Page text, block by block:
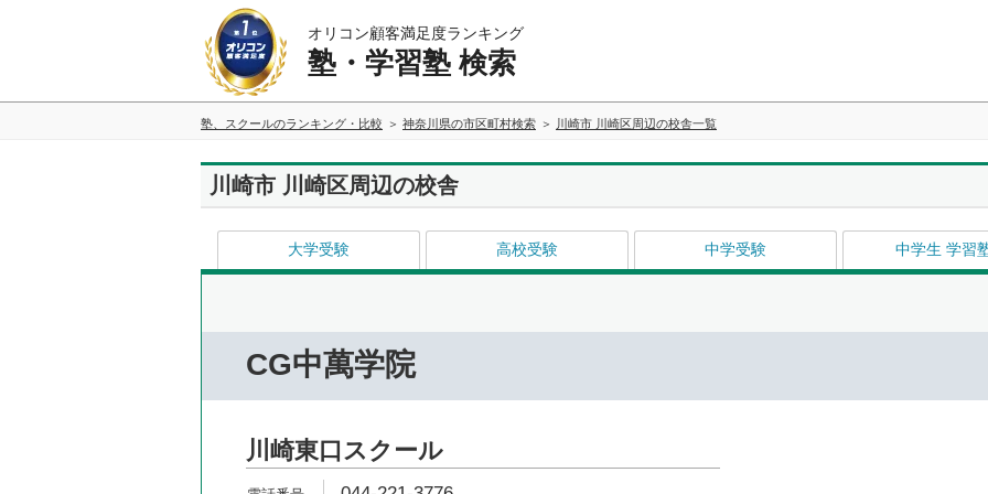
オリコン顧客満足度ランキング
塾・学習塾 検索
塾、スクールのランキング・比較 神奈川県の市区町村検索 川崎市 川崎区周辺の校舎一覧
川崎市 川崎区周辺の校舎
大学受験 高校受験 中学受験 中学生 学習
CG中萬学院
川崎東口スクール